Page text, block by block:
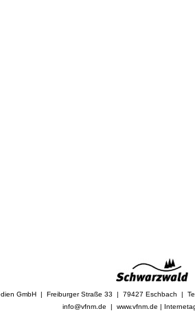
GmbH | Freiburger Straße 33 | 79427 Eschbach |
info@vfnm.de | www.vfnm.de |